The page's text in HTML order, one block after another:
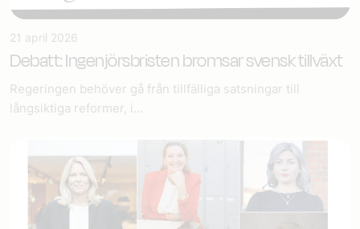
21 april 2026
Debatt: Ingenjörsbristen bromsar svensk tillväxt
Regeringen behöver gå från tillfälliga satsningar till
långsiktiga reformer, i...